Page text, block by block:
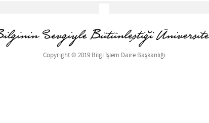
Copyright © 2019 Bilgi İşlem Daire Başkanlığı